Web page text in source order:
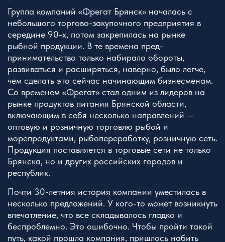
Группа компаний «Фрегат Брянск» началась с
небольшого торгово-закупочного предприятия в
середине 90-х, потом закрепилась на рынке
рыбной продукции. В те времена пред­
принимательство только набирало обороты,
развиваться и расширяться, наверно, было легче,
чем сделать это сейчас на­чинающим бизнесменам.
Со временем «Фрегат» стал одним из лидеров на
рынке продуктов питания Брянской области,
включающим в себя несколько направлений —
оптовую и роз­ничную торговлю рыбой и
морепродуктами, рыбопереработку, розничную сеть.
Продукция поставляется в торговые сети не только
Брянска, но и других российских городов и
республик.
Почти 30-летния история компании уместилась в
несколько предложений. У кого-то может возникнуть
впечатление, что все складывалось гладко и
беспроблемно. Это ошибочно. Чтобы пройти такой
путь, какой прошла компания, пришлось набить